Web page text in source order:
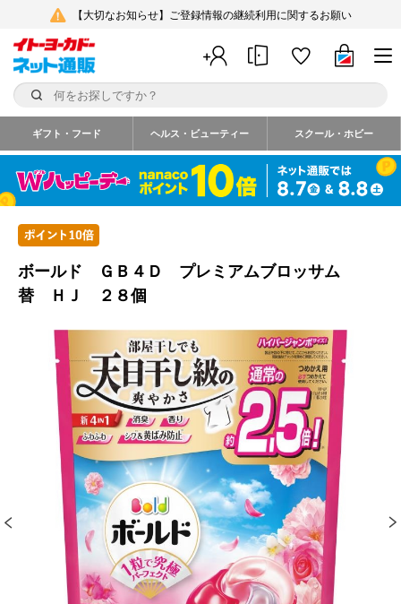
【大切なお知らせ】ご登録情報の継続利用に関するお願い
ギフト・フード ヘルス・ビューティー スクール・ホビー
ボールド ＧＢ４Ｄ プレミアムブロッサム
替 ＨＪ ２８個